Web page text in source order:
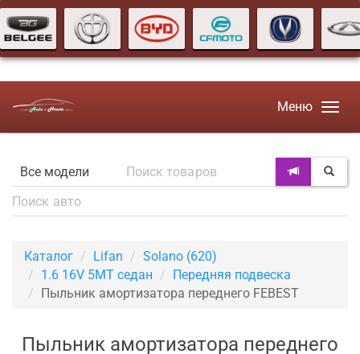
Меню
Каталог Lifan
Solano (620)
1.6 16V 5MT седан
Передняя подвеска
Пыльник амортизатора переднего FEBEST
Пыльник амортизатора переднего